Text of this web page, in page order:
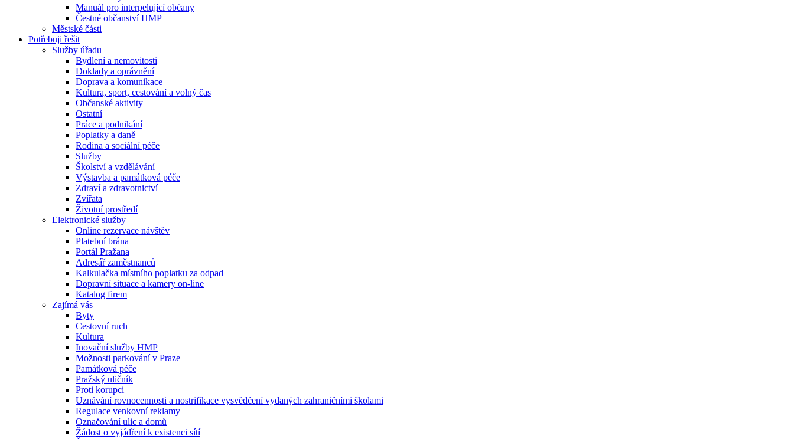
Manuál pro interpelující občany
Čestné občanství HMP
Městské části
Potřebuji řešit
Služby úřadu
Bydlení a nemovitosti
Doklady a oprávnění
Doprava a komunikace
Kultura, sport, cestování a volný čas
Občanské aktivity
Ostatní
Práce a podnikání
Poplatky a daně
Rodina a sociální péče
Služby
Školství a vzdělávání
Výstavba a památková péče
Zdraví a zdravotnictví
Zvířata
Životní prostředí
Elektronické služby
Online rezervace návštěv
Platební brána
Portál Pražana
Adresář zaměstnanců
Kalkulačka místního poplatku za odpad
Dopravní situace a kamery on-line
Katalog firem
Zajímá vás
Byty
Cestovní ruch
Kultura
Inovační služby HMP
Možnosti parkování v Praze
Památková péče
Pražský uličník
Proti korupci
Uznávání rovnocennosti a nostrifikace vysvědčení vydaných zahraničními školami
Regulace venkovní reklamy
Označování ulic a domů
Žádost o vyjádření k existenci sítí